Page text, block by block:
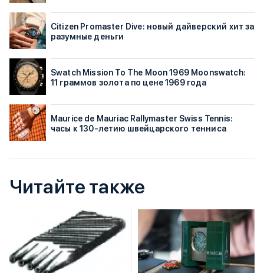
Citizen Promaster Dive: новый дайверский хит за
разумные деньги
Swatch Mission To The Moon 1969 Moonswatch:
11 граммов золота по цене 1969 года
Maurice de Mauriac Rallymaster Swiss Tennis:
часы к 130-летию швейцарского тенниса
Читайте также